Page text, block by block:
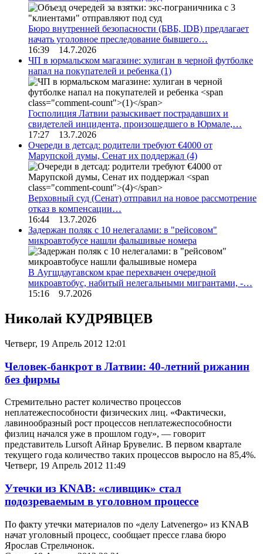
Бюро внутренней безопасности (БВБ, IDB) предлагает
начать уголовное преследование бывшего…
16:39 14.7.2026
ЧП в юрмальском магазине: хулиган в черной футболке
напал на покупателей и ребенка (1)
Госполиция Латвии разыскивает пострадавших и
свидетелей инцидента, произошедшего в Юрмале,…
17:27 13.7.2026
Очереди в детсад: родители требуют €4000 от
Марупской думы, Сенат их поддержал (4)
Верховный суд (Сенат) отправил на новое рассмотрение
отказ в компенсации…
16:44 13.7.2026
Задержан поляк с 10 нелегалами: в "рейсовом"
микроавтобусе нашли фальшивые номера
В Аугшдаугавском крае перехвачен очередной
микроавтобус, набитый нелегальными мигрантами, -…
15:16 9.7.2026
Николай КУДРЯВЦЕВ
Четверг, 19 Апрель 2012 12:01
Человек-банкрот в Латвии: 40-летний рижанин
без фирмы
Стремительно растет количество процессов
неплатежеспособности физических лиц. «Фактически,
лавинообразный рост процессов неплатежеспособности
физлиц начался уже в прошлом году», — говорит
представитель Lursoft Айнар Брувелис. В первом квартале
текущего года количество таких процессов выросло на 85,4%.
Четверг, 19 Апрель 2012 11:49
Утечки из KNAB: «сливщик» стал
подозреваемым в уголовном процессе
По факту утечки материалов по «делу Latvenergo» из KNAB
начат уголовный процесс, сообщает прессе глава бюро
Ярослав Стрельчонок.